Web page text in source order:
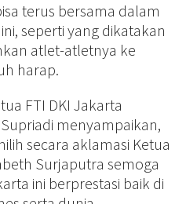
terus bersama dalam
seperti yang dikatakan
atlet-atletnya ke
harap.
FTI DKI Jakarta
menyampaikan,
secara aklamasi Ketua
Surjaputra semoga
ini berprestasi baik di